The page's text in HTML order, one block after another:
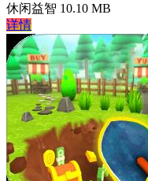
休闲益智 10.10 MB
详情